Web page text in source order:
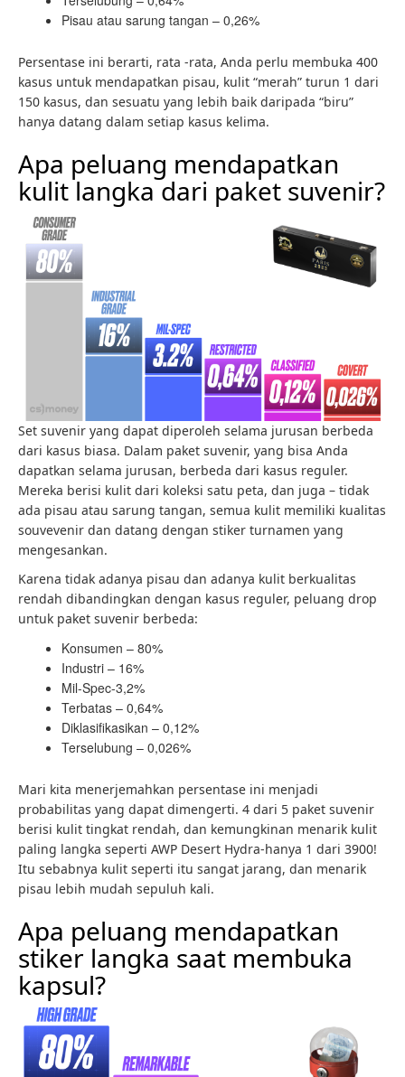
Pisau atau sarung tangan – 0,26%
Persentase ini berarti, rata -rata, Anda perlu membuka 400
kasus untuk mendapatkan pisau, kulit “merah” turun 1 dari
150 kasus, dan sesuatu yang lebih baik daripada “biru”
hanya datang dalam setiap kasus kelima.
Apa peluang mendapatkan
kulit langka dari paket suvenir?
Set suvenir yang dapat diperoleh selama jurusan berbeda
dari kasus biasa. Dalam paket suvenir, yang bisa Anda
dapatkan selama jurusan, berbeda dari kasus reguler.
Mereka berisi kulit dari koleksi satu peta, dan juga – tidak
ada pisau atau sarung tangan, semua kulit memiliki kualitas
souvevenir dan datang dengan stiker turnamen yang
mengesankan.
Karena tidak adanya pisau dan adanya kulit berkualitas
rendah dibandingkan dengan kasus reguler, peluang drop
untuk paket suvenir berbeda:
Konsumen – 80%
Industri – 16%
Mil-Spec-3,2%
Terbatas – 0,64%
Diklasifikasikan – 0,12%
Terselubung – 0,026%
Mari kita menerjemahkan persentase ini menjadi
probabilitas yang dapat dimengerti. 4 dari 5 paket suvenir
berisi kulit tingkat rendah, dan kemungkinan menarik kulit
paling langka seperti AWP Desert Hydra-hanya 1 dari 3900!
Itu sebabnya kulit seperti itu sangat jarang, dan menarik
pisau lebih mudah sepuluh kali.
Apa peluang mendapatkan
stiker langka saat membuka
kapsul?